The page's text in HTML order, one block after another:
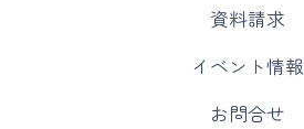
資料請求
イベント情報
お問合せ